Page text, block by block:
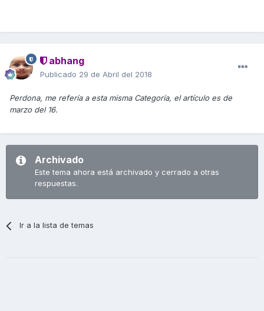
abhang
Publicado 29 de Abril del 2018
Perdona, me refería a esta misma Categoría, el artículo es de
marzo del 16.
Archivado
Este tema ahora está archivado y cerrado a otras
respuestas.
Ir a la lista de temas